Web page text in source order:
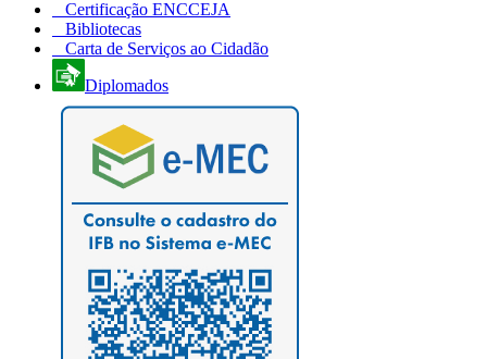
Certificação ENCCEJA
Bibliotecas
Carta de Serviços ao Cidadão
Diplomados